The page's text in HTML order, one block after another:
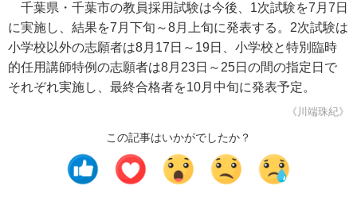
千葉県・千葉市の教員採用試験は今後、1次試験を7月7日
に実施し、結果を7月下旬～8月上旬に発表する。2次試験は
小学校以外の志願者は8月17日～19日、小学校と特別臨時
的任用講師特例の志願者は8月23日～25日の間の指定日で
それぞれ実施し、最終合格者を10月中旬に発表予定。
《川端珠紀》
この記事はいかがでしたか？